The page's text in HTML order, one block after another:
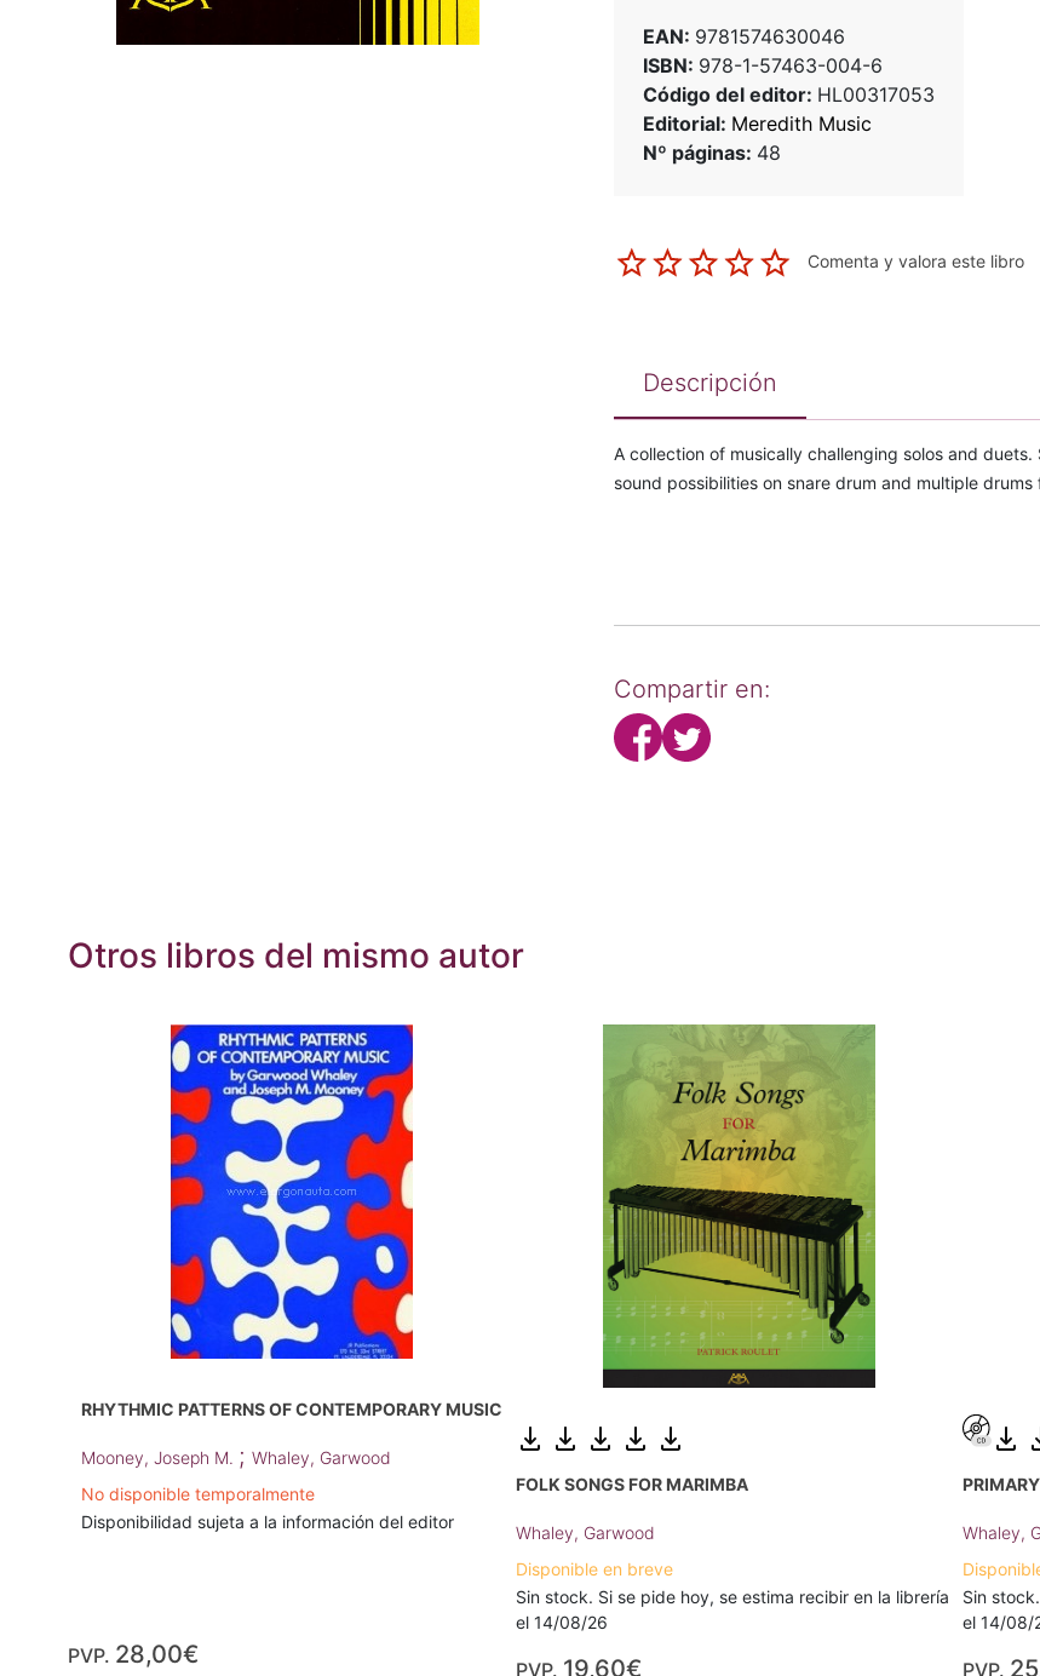
EAN: 9781574630046
ISBN: 978-1-57463-004-6
Código del editor: HL00317053
Editorial: Meredith Music
Nº páginas: 48
Comenta y valora este libro
Descripción
A collection of musically challenging solos and
sound possibilities on snare drum and multiple
Compartir en:
Otros libros del mismo autor
RHYTHMIC PATTERNS OF CONTEMPORARY MUSIC
Mooney, Joseph M. ; Whaley, Garwood
No disponible temporalmente
Disponibilidad sujeta a la información del editor
PVP. 28,00€
FOLK SONGS FOR MARIMBA
Whaley, Garwood
Disponible en breve
Sin stock. Si se pide hoy, se estima recibir en la librería
el 14/08/26
PVP. 19,60€
Whaley,
Sin
el 14/08/
PVP.